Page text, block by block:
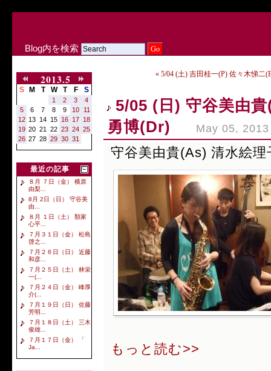
Blog内を検索
2013.5
S M T W T F S
1 2 3
4
5
6 7 8 9 10
11
12 13 14 15 16 17 18
19 20 21 22 23 24 25
26 27 28 29 30 31
最近の記事
８月 ７日（金） 横原
由梨...
8月 2日（日） 守谷美
由...
８月 １日（土） 類家
心平...
７月３１日（金） 松島
啓之...
７月２６日（日） 近藤
和彦...
７月２５日（土） 林栄
一(...
７月２４日（金） 峰厚
介(...
７月１９日（日） 佐藤
芳明...
７月１８日（土） 三木
俊雄...
７月１７日（金） 「
Ja...
« 5/04 (土) 吉田桂一(P) 佐々木悌二
5/05 (日) 守谷美由
勇博(Dr)
May 05, 2013
守谷美由貴(As) 清水絵
もっと読む>>